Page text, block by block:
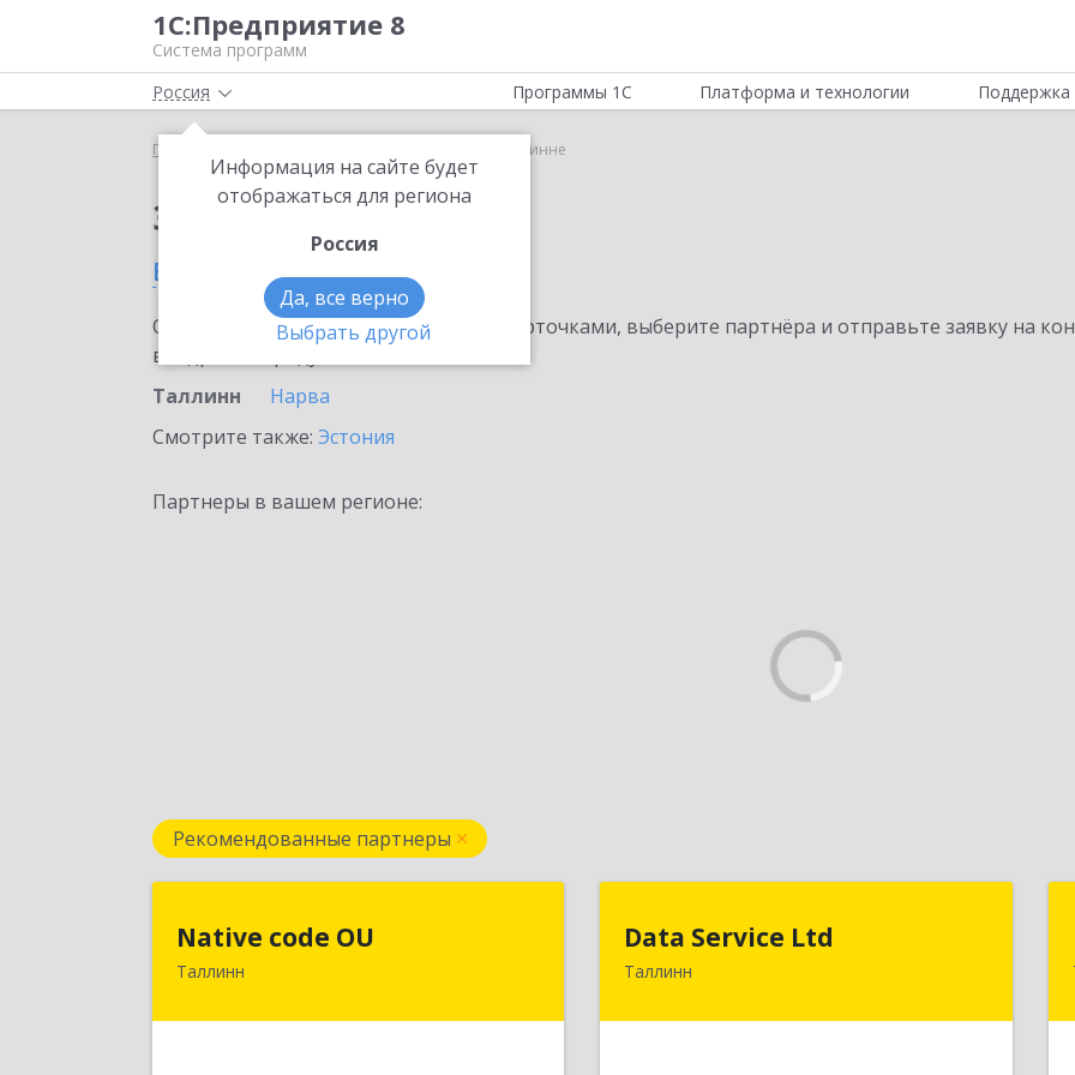
1С:Предприятие 8
Система программ
Россия
Информация на сайте будет
отображаться для региона
Россия
Да, все верно
Выбрать другой
Программы 1С Платформа и технологии Поддержка
Главная 1С-ЭТП в Таллинне
Заказать 1С-ЭТП
в Таллинне
Ознакомьтесь с информационными карточками, выберите партнёра и отправьте заявку на
внедрение продукта.
Таллинн
Нарва
Смотрите также: Эстония
Партнеры в вашем регионе:
Рекомендованные партнеры
Native code OU
Таллинн
13424, Estonia, Tallinn, Varese tn.10A-
Data Service Ltd
ТаллиннEstonia, Laulupeo 24, Tallinn, 10128